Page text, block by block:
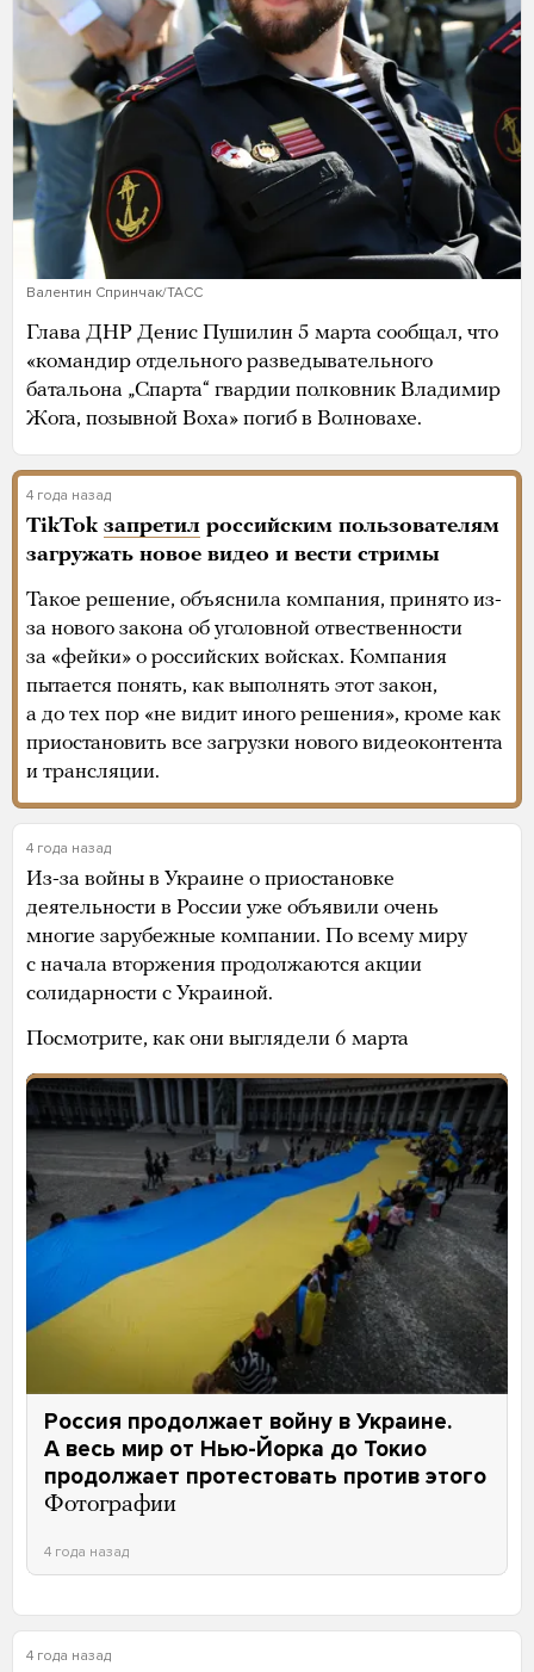
Валентин Спринчак/ТАСС
Глава ДНР Денис Пушилин 5 марта сообщал, что
«командир отдельного разведывательного
батальона „Спарта“ гвардии полковник Владимир
Жога, позывной Воха» погиб в Волновахе.
4 года назад
TikTok запретил российским пользователям
загружать новое видео и вести стримы
Такое решение, объяснила компания, принято из-
за нового закона об уголовной отвественности
за «фейки» о российских войсках. Компания
пытается понять, как выполнять этот закон,
а до тех пор «не видит иного решения», кроме как
приостановить все загрузки нового видеоконтента
и трансляции.
4 года назад
Из-за войны в Украине о приостановке
деятельности в России уже объявили очень
многие зарубежные компании. По всему миру
с начала вторжения продолжаются акции
солидарности с Украиной.
Посмотрите, как они выглядели 6 марта
Россия продолжает войну в Украине.
А весь мир от Нью-Йорка до Токио
продолжает протестовать против этого
Фотографии
4 года назад
4 года назад